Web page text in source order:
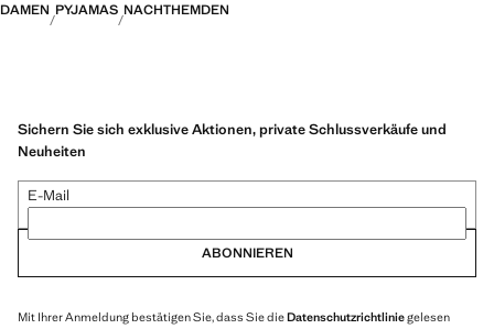
DAMEN PYJAMAS NACHTHEMDEN
Sichern Sie sich exklusive Aktionen, private Schlussverkäufe und
Neuheiten
E-Mail
ABONNIEREN
Mit Ihrer Anmeldung bestätigen Sie, dass Sie dieDatenschutzrichtliniegelesen